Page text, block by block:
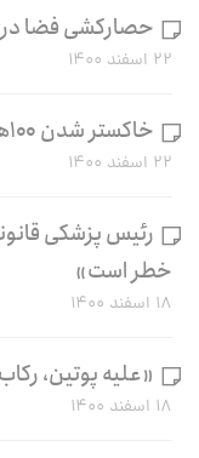
حصارکشی فضا
۲۲ اسفند ۱۴۰۰
خاکستر شدن ۱۰۰هزار هکتار جنگل و مرتع طی ۵ سال
۲۲ اسفند ۱۴۰۰
رئیس پزشکی
خطر است»
۱۸ اسفند ۱۴۰۰
«علیه پوتین،
۱۸ اسفند ۱۴۰۰